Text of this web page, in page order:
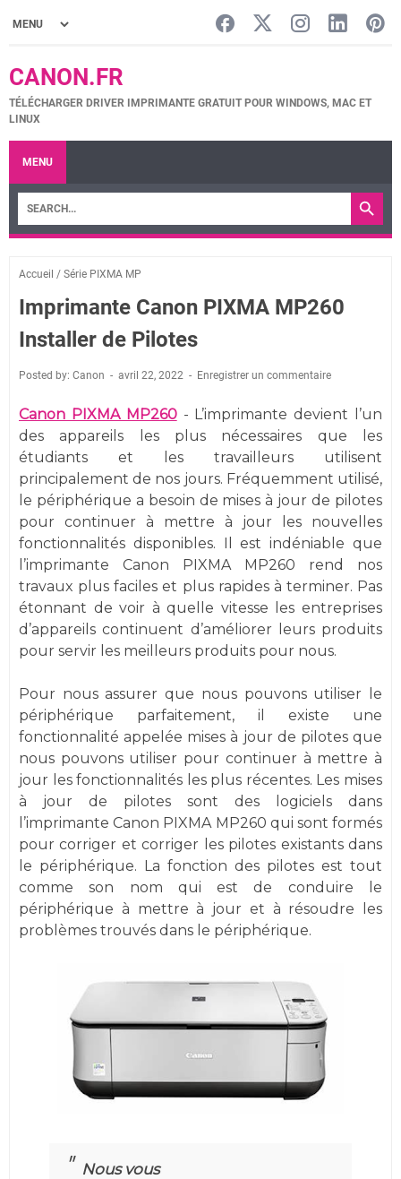
CANON.FR
TÉLÉCHARGER DRIVER IMPRIMANTE GRATUIT POUR WINDOWS, MAC ET
LINUX
MENU
Accueil / Série PIXMA MP
Imprimante Canon PIXMA MP260
Installer de Pilotes
Posted by: Canon avril 22, 2022 Enregistrer un commentaire
Canon PIXMA MP260- L’imprimante devient l’un
des appareils les plus nécessaires que les
étudiants et les travailleurs utilisent
principalement de nos jours. Fréquemment utilisé,
le périphérique a besoin de mises à jour de pilotes
pour continuer à mettre à jour les nouvelles
fonctionnalités disponibles. Il est indéniable que
l’imprimante Canon PIXMA MP260 rend nos
travaux plus faciles et plus rapides à terminer. Pas
étonnant de voir à quelle vitesse les entreprises
d’appareils continuent d’améliorer leurs produits
pour servir les meilleurs produits pour nous.
Pour nous assurer que nous pouvons utiliser le
périphérique parfaitement, il existe une
fonctionnalité appelée mises à jour de pilotes que
nous pouvons utiliser pour continuer à mettre à
jour les fonctionnalités les plus récentes. Les mises
à jour de pilotes sont des logiciels dans
l’imprimante Canon PIXMA MP260 qui sont formés
pour corriger et corriger les pilotes existants dans
le périphérique. La fonction des pilotes est tout
comme son nom qui est de conduire le
périphérique à mettre à jour et à résoudre les
problèmes trouvés dans le périphérique.
Nous vous